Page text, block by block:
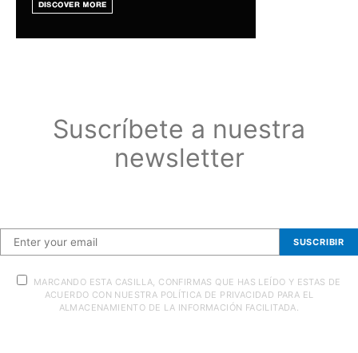
Suscríbete a nuestra
newsletter
SUSCRIBIR
MARCANDO ESTA CASILLA, CONFIRMAS QUE HAS LEÍDO Y ESTAS DE
ACUERDO CON NUESTRA POLÍTICA DE PRIVACIDAD PARA EL
ALMACENAMIENTO DE LA INFORMACIÓN FACILITADA.